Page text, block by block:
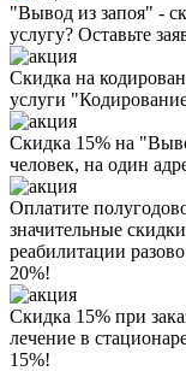
"Вывод из запоя" -
услугу? Оставьте
Скидка на
услуги
Скидка 15% на
человек, на один
Оплатите
значительные скидки
реабилитации
20%!
Скидка 15% при
лечение в
15%!